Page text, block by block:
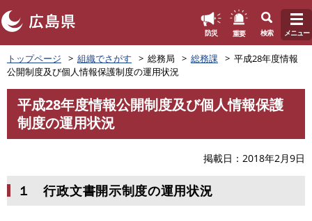
ペ
ー
ジ
の
で
防災 重要 検索 メニュー
トップページ 組織でさがす 総務局 総務課
平成28年度情報
公開制度及び個人情報保護制度の運用状況
平成28年度情報公開制度及び個人情報保護
制度の運用状況
掲載日 2018年2月9日
１ 行政文書開示制度の運用状況